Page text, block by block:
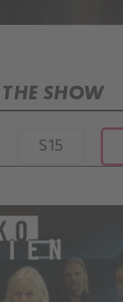
SHOW
S15